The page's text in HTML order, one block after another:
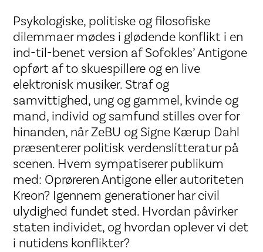
Psykologiske, politiske og filosofiske
dilemmaer mødes i glødende konflikt i en
ind-til-benet version af Sofokles’ Antigone
opført af to skuespillere og en live
elektronisk musiker. Straf og
samvittighed, ung og gammel, kvinde og
mand, individ og samfund stilles over for
hinanden, når ZeBU og Signe Kærup Dahl
præsenterer politisk verdenslitteratur på
scenen. Hvem sympatiserer publikum
med: Oprøreren Antigone eller autoriteten
Kreon? Igennem generationer har civil
ulydighed fundet sted. Hvordan påvirker
staten individet, og hvordan oplever vi det
i nutidens konflikter?